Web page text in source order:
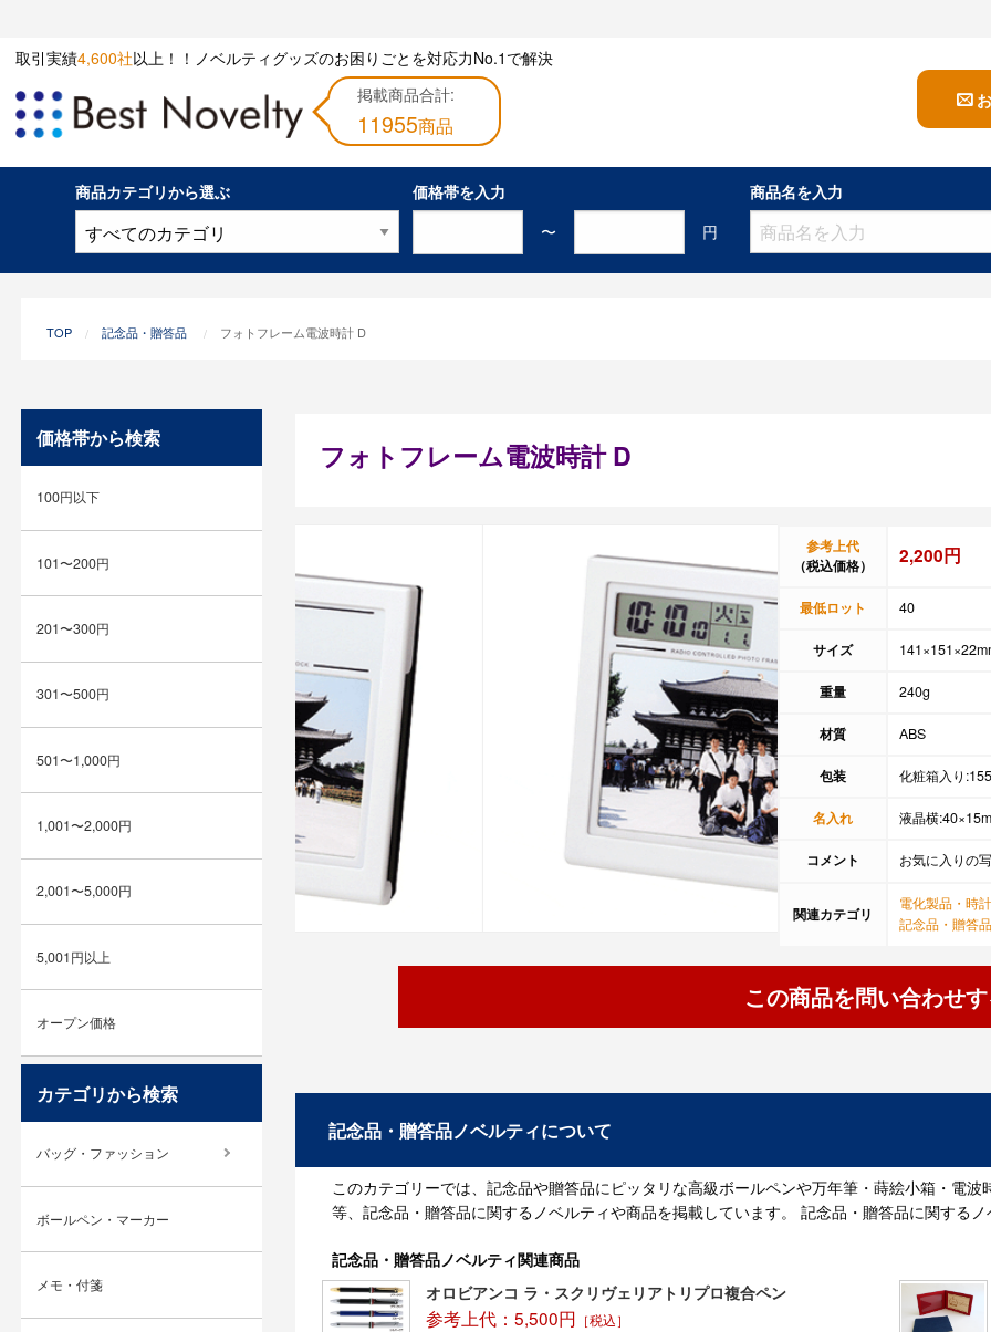
取引実績4,600社以上！！ノベルティグッズのお困りごとを対応力No.1で解決
掲載商品合計:
11955商品
商品カテゴリから選ぶ
価格帯を入力
〜
円
商品名を入力
TOP 記念品・贈答品 フォトフレーム電波時計 D
フォトフレーム電波時計 D
参考上代
（税込価格）
2,200円
最低ロット 40
サイズ
重量 240g
材質 ABS
包装 化粧箱入り
名入れ 液晶横
コメント お気に入りの
関連カテゴリ
電化製品・時計
記念品・贈答品
この商品を問い合わせ
記念品・贈答品ノベルティについて
このカテゴリーでは、記念品や贈答品にピッタリな高級ボールペンや万年筆・蒔絵小箱・電
等、記念品・贈答品に関するノベルティや商品を掲載しています。 記念品・贈答品に関する
記念品・贈答品ノベルティ関連商品
オロビアンコ ラ・スクリヴェリアトリプロ複合ペン
参考上代：5,500円 ［税込］
価格帯から検索
100円以下
101〜200円
201〜300円
301〜500円
501〜1,000円
1,001〜2,000円
2,001〜5,000円
5,001円以上
オープン価格
カテゴリから検索
バッグ・ファッション
ボールペン・マーカー
メモ・付箋